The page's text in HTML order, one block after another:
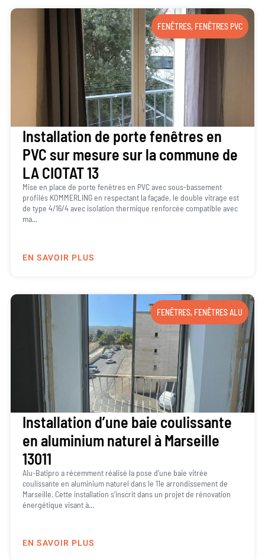
FENÊTRES, FENÊTRES PVC
Installation de porte fenêtres en
PVC sur mesure sur la commune de
LA CIOTAT 13
Mise en place de porte fenêtres en PVC avec sous-bassement
profilés KOMMERLING en respectant la façade, le double vitrage est
de type 4/16/4 avec isolation thermique renforcée compatible avec
ma...
EN SAVOIR PLUS
FENÊTRES, FENÊTRES ALU
Installation d’une baie coulissante
en aluminium naturel à Marseille
13011
Alu-Batipro a récemment réalisé la pose d’une baie vitrée
coulissante en aluminium naturel dans le 11e arrondissement de
Marseille. Cette installation s’inscrit dans un projet de rénovation
énergétique visant à...
EN SAVOIR PLUS